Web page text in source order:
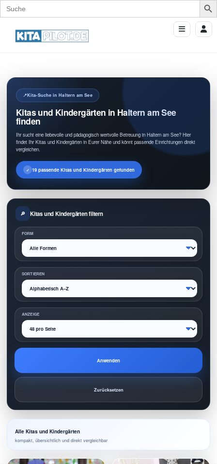
Search
for:
Kita-Suche in Haltern am See
Kitas und Kindergärten in Haltern am See
finden
Ihr sucht eine liebevolle und pädagogisch wertvolle Betreuung in Haltern am See? Hier
findet Ihr Kitas und Kindergärten in Eurer Nähe und könnt passende Einrichtungen direkt
vergleichen.
19 passende Kitas und Kindergärten gefunden
Kitas und Kindergärten filtern
FORM
SORTIEREN
ANZEIGE
Anwenden
Zurücksetzen
Alle Kitas und Kindergärten
kompakt, übersichtlich und direkt vergleichbar